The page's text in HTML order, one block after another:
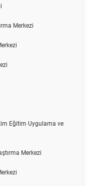
Merkezi
Eğitim Uygulama ve
Merkezi